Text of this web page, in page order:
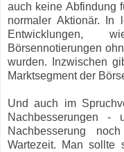
auch keine Abfindung
normaler Aktionär. In
Entwicklungen,
Börsennotierungen
wurden. Inzwischen
Marktsegment der
Und auch im
Nachbesserungen
Nachbesserung
Wartezeit. Man sollte